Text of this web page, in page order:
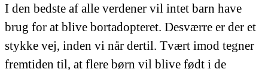
I den bedste af alle verdener vil intet barn have
brug for at blive bortadopteret. Desværre er der et
stykke vej, inden vi når dertil. Tvært imod tegner
fremtiden til, at flere børn vil blive født i de